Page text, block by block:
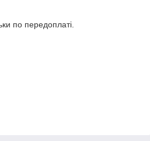
по передоплаті.